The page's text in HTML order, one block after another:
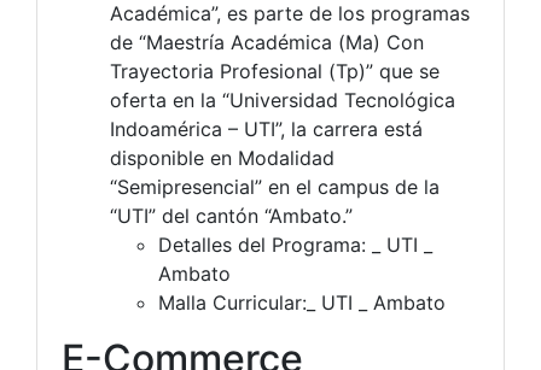
Académica”, es parte de los programas
de “Maestría Académica (Ma) Con
Trayectoria Profesional (Tp)” que se
oferta en la “Universidad Tecnológica
Indoamérica – UTI”, la carrera está
disponible en Modalidad
“Semipresencial” en el campus de la
“UTI” del cantón “Ambato.”
Detalles del Programa: _ UTI _
Ambato
Malla Curricular:_ UTI _ Ambato
E-Commerce